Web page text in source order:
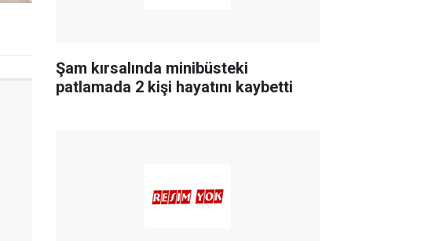
Şam kırsalında minibüsteki
patlamada 2 kişi hayatını kaybetti